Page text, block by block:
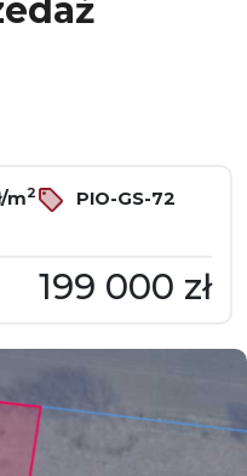
m2
PIO-GS-72
199 000 zł